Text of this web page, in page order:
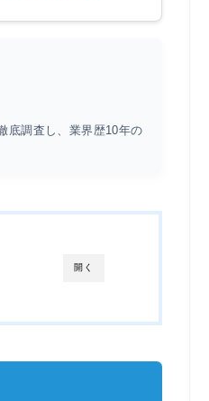
底調査し、業界歴10年の
開く